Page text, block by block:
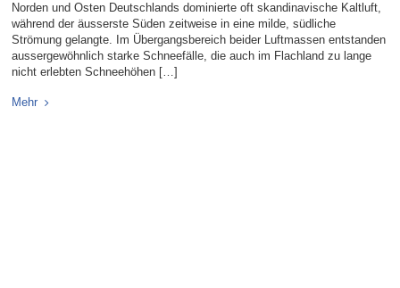
Norden und Osten Deutschlands dominierte oft skandinavische Kaltluft,
während der äusserste Süden zeitweise in eine milde, südliche
Strömung gelangte. Im Übergangsbereich beider Luftmassen entstanden
aussergewöhnlich starke Schneefälle, die auch im Flachland zu lange
nicht erlebten Schneehöhen […]
Mehr